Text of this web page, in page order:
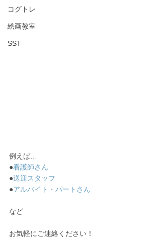
コグトレ
絵画教室
SST
例えば…
●看護師さん
●送迎スタッフ
●アルバイト・パートさん
など
お気軽にご連絡ください！